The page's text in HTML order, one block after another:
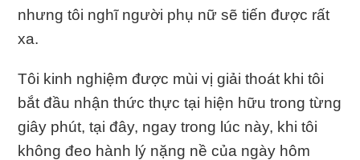
nhưng tôi nghĩ người phụ nữ sẽ tiến được rất
xa.
Tôi kinh nghiệm được mùi vị giải thoát khi tôi
bắt đầu nhận thức thực tại hiện hữu trong từng
giây phút, tại đây, ngay trong lúc này, khi tôi
không đeo hành lý nặng nề của ngày hôm